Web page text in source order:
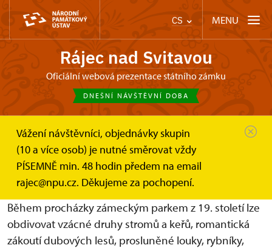
CS MENU
Rájec nad Svitavou
Oficiální webová prezentace státního zámku
DNEŠNÍ NÁVŠTĚVNÍ DOBA
Vážení návštěvníci, objednávky skupin
(10 a více osob) je nutné směrovat vždy
PÍSEMNĚ min. 48 hodin předem na email
rajec@npu.cz. Děkujeme za pochopení.
Zámek Rájec nad Svitavou
Zámecké zahradnictví a park
Zámecký park
Zámecký romantický park
Během procházky zámeckým parkem z 19. století lze
obdivovat vzácné druhy stromů a keřů, romantická
zákoutí dubových lesů, prosluněné louky, rybníky,